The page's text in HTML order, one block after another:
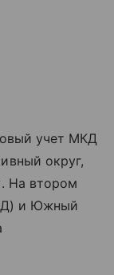
учет МКД
округ,
На втором
и Южный